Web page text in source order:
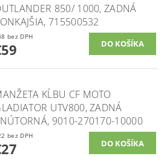
850/ 1000, ZADNÁ
715500532
€48 bez DPH
KĹBU CF MOTO
UTV800, ZADNÁ
9010-270170-10000
€22 bez DPH